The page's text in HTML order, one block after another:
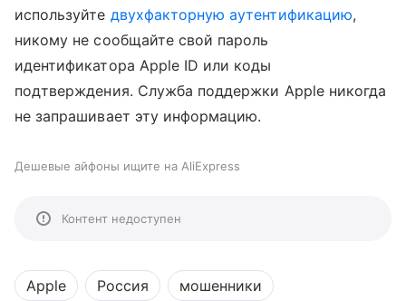
используйте двухфакторную аутентификацию,
никому не сообщайте свой пароль
идентификатора Apple ID или коды
подтверждения. Служба поддержки Apple никогда
не запрашивает эту информацию.
Дешевые айфоны ищите на AliExpress
Контент недоступен
Apple Россия мошенники